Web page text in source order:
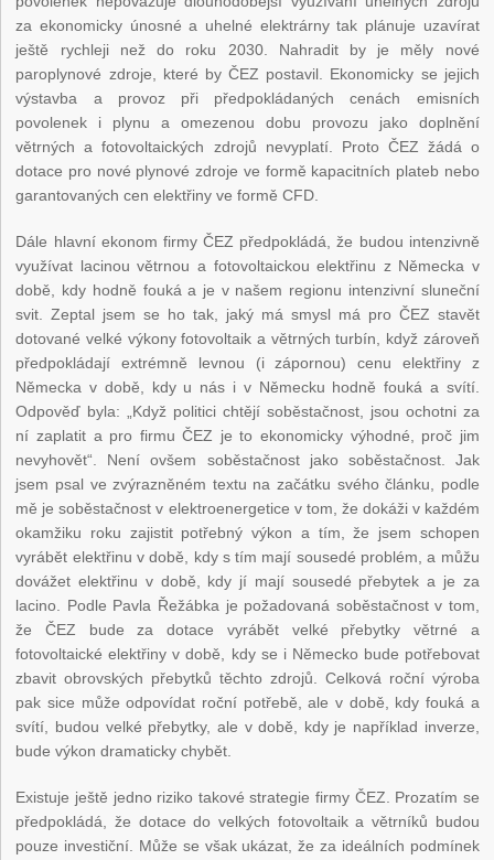
za ekonomicky únosné a uhelné elektrárny tak plánuje uzavírat
ještě rychleji než do roku 2030. Nahradit by je měly nové
paroplynové zdroje, které by ČEZ postavil. Ekonomicky se jejich
výstavba a provoz při předpokládaných cenách emisních
povolenek i plynu a omezenou dobu provozu jako doplnění
větrných a fotovoltaických zdrojů nevyplatí. Proto ČEZ žádá o
dotace pro nové plynové zdroje ve formě kapacitních plateb nebo
garantovaných cen elektřiny ve formě CFD.
Dále hlavní ekonom firmy ČEZ předpokládá, že budou intenzivně
využívat lacinou větrnou a fotovoltaickou elektřinu z Německa v
době, kdy hodně fouká a je v našem regionu intenzivní sluneční
svit. Zeptal jsem se ho tak, jaký má smysl má pro ČEZ stavět
dotované velké výkony fotovoltaik a větrných turbín, když zároveň
předpokládají extrémně levnou (i zápornou) cenu elektřiny z
Německa v době, kdy u nás i v Německu hodně fouká a svítí.
Odpověď byla: „Když politici chtějí soběstačnost, jsou ochotni za
ní zaplatit a pro firmu ČEZ je to ekonomicky výhodné, proč jim
nevyhovět“. Není ovšem soběstačnost jako soběstačnost. Jak
jsem psal ve zvýrazněném textu na začátku svého článku, podle
mě je soběstačnost v elektroenergetice v tom, že dokáži v každém
okamžiku roku zajistit potřebný výkon a tím, že jsem schopen
vyrábět elektřinu v době, kdy s tím mají sousedé problém, a můžu
dovážet elektřinu v době, kdy jí mají sousedé přebytek a je za
lacino. Podle Pavla Řežábka je požadovaná soběstačnost v tom,
že ČEZ bude za dotace vyrábět velké přebytky větrné a
fotovoltaické elektřiny v době, kdy se i Německo bude potřebovat
zbavit obrovských přebytků těchto zdrojů. Celková roční výroba
pak sice může odpovídat roční potřebě, ale v době, kdy fouká a
svítí, budou velké přebytky, ale v době, kdy je například inverze,
bude výkon dramaticky chybět.
Existuje ještě jedno riziko takové strategie firmy ČEZ. Prozatím se
předpokládá, že dotace do velkých fotovoltaik a větrníků budou
pouze investiční. Může se však ukázat, že za ideálních podmínek